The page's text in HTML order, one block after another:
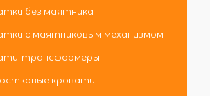
без маятника
с маятниковым механизмом
трансформеры
кровати